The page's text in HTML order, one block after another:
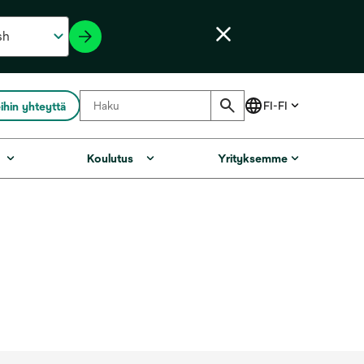
yhteyttä
Koulutus Yrityksemme